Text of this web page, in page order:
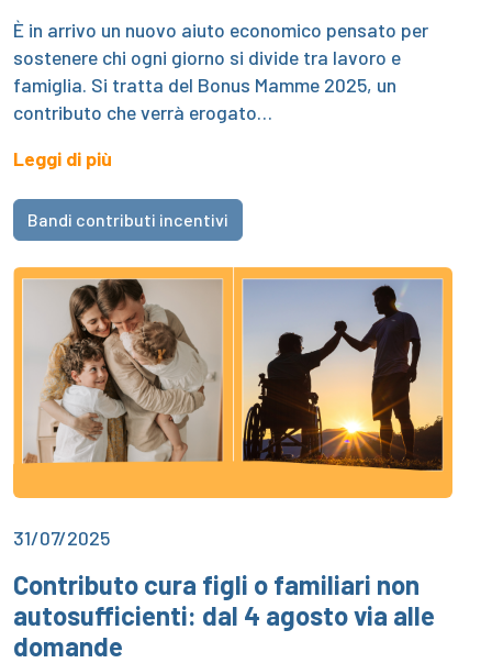
È in arrivo un nuovo aiuto economico pensato per
sostenere chi ogni giorno si divide tra lavoro e
famiglia. Si tratta del Bonus Mamme 2025, un
contributo che verrà erogato…
Leggi di più
Bandi contributi incentivi
31/07/2025
Contributo cura figli o familiari non
autosufficienti: dal 4 agosto via alle
domande